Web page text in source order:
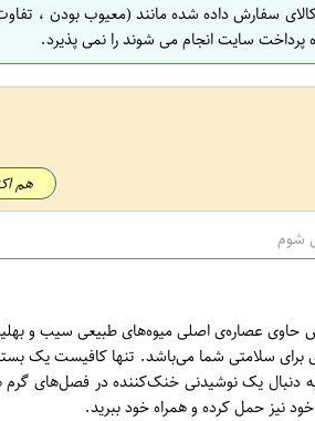
سفارش داده شده مانند (معیوب بودن ،
سایت انجام می شوند را نمی پذیرد.
هم
شوم
خوشمزه است که به صورت پودری، در بسته‌بندی 15 عددی عرضه می‌شود. این دمنوش حاوی عصاره‌ی
برای سلامتی شما می‌باشد. تنها کافیست یک
دنبال یک نوشیدنی خنک‌کننده در فصل‌های
نیز حمل کرده و همراه خود ببرید.